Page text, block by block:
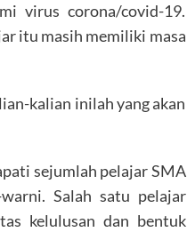
virus corona/covid-19.
itu masih memiliki masa
kalian inilah yang akan
sejumlah pelajar SMA
Salah satu pelajar
kelulusan dan bentuk